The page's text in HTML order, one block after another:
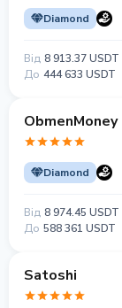
Diamond
Від 8 913.37 USDT
До 444 633 USDT
ObmenMoney
Diamond
Від 8 974.45 USDT
До 588 361 USDT
Satoshi